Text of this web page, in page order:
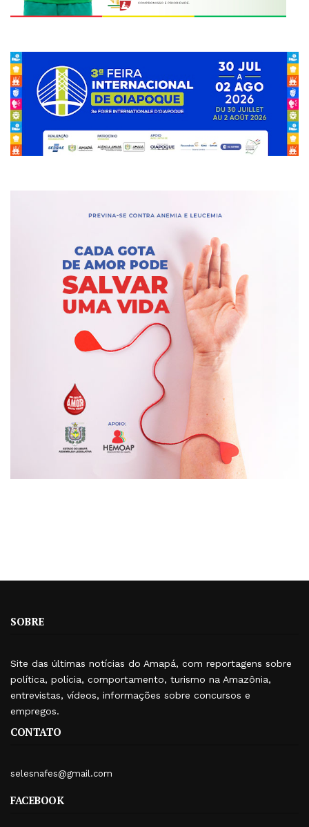
SOBRE
Site das últimas notícias do Amapá, com reportagens sobre
política, polícia, comportamento, turismo na Amazônia,
entrevistas, vídeos, informações sobre concursos e
empregos.
CONTATO
selesnafes@gmail.com
FACEBOOK